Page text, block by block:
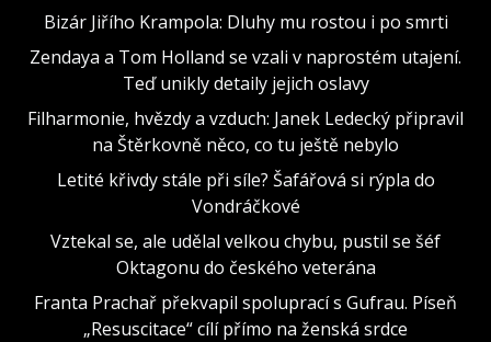
Bizár Jiřího Krampola: Dluhy mu rostou i po smrti
Zendaya a Tom Holland se vzali v naprostém utajení.
Teď unikly detaily jejich oslavy
Filharmonie, hvězdy a vzduch: Janek Ledecký připravil
na Štěrkovně něco, co tu ještě nebylo
Letité křivdy stále při síle? Šafářová si rýpla do
Vondráčkové
Vztekal se, ale udělal velkou chybu, pustil se šéf
Oktagonu do českého veterána
Franta Prachař překvapil spoluprací s Gufrau. Píseň
„Resuscitace“ cílí přímo na ženská srdce